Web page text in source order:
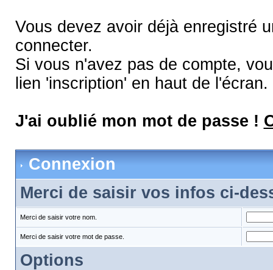
Vous devez avoir déjà enregistré
connecter.
Si vous n'avez pas de compte,
lien 'inscription' en haut de l'écran.
J'ai oublié mon mot de passe !
Connexion
Merci de saisir vos infos ci-
Merci de saisir votre nom.
Merci de saisir votre mot de passe.
Options